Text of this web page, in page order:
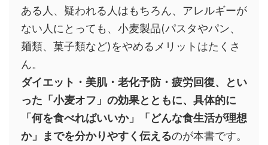
ある人、疑われる人はもちろん、アレルギーが
ない人にとっても、小麦製品(パスタやパン、
麺類、菓子類など)をやめるメリットはたくさ
ん。
ダイエット・美肌・老化予防・疲労回復、とい
った「小麦オフ」の効果とともに、具体的に
「何を食べればいいか」「どんな食生活が理想
か」までを分かりやすく伝えるのが本書です。